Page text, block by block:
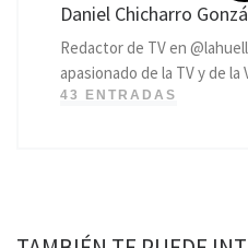
Daniel Chicharro
Redactor de TV en
apasionado de la TV y de la
43 ENTRADAS